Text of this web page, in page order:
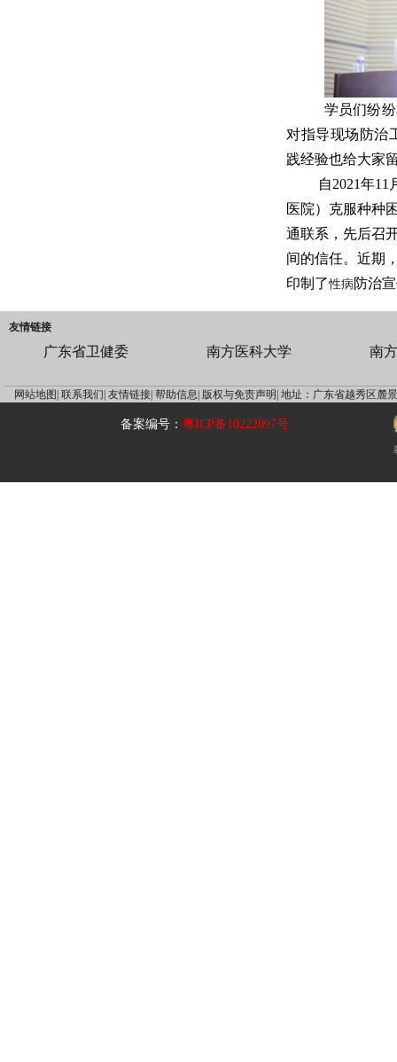
学员们纷
对指导现场防治
践经验也给大家
自2021年11
医院）克服种种
通联系，先后召
间的信任。近期
印制了性病 防治
友情链接
广东省卫健委 南方医科大学 南
网站地图| 联系我们| 友情链接| 帮助信息| 版权与免责声明| 地址：广东省越秀区麓
备案编号：粤ICP备10222097号